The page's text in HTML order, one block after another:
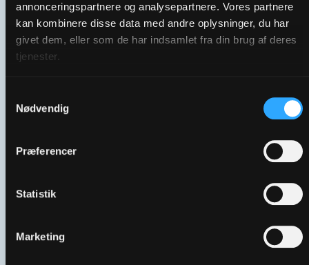
annonceringspartnere og analysepartnere. Vores partnere
kan kombinere disse data med andre oplysninger, du har
givet dem, eller som de har indsamlet fra din brug af deres
tjenester.
Nødvendig
Præferencer
Statistik
Marketing
01 Himmelske Dage 2025 | Tema